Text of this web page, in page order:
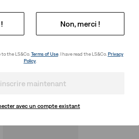
Non, merci !
the LS&Co. Terms of Use. I have read the LS&Co. Privacy
Policy.
maintenant
avec un compte existant